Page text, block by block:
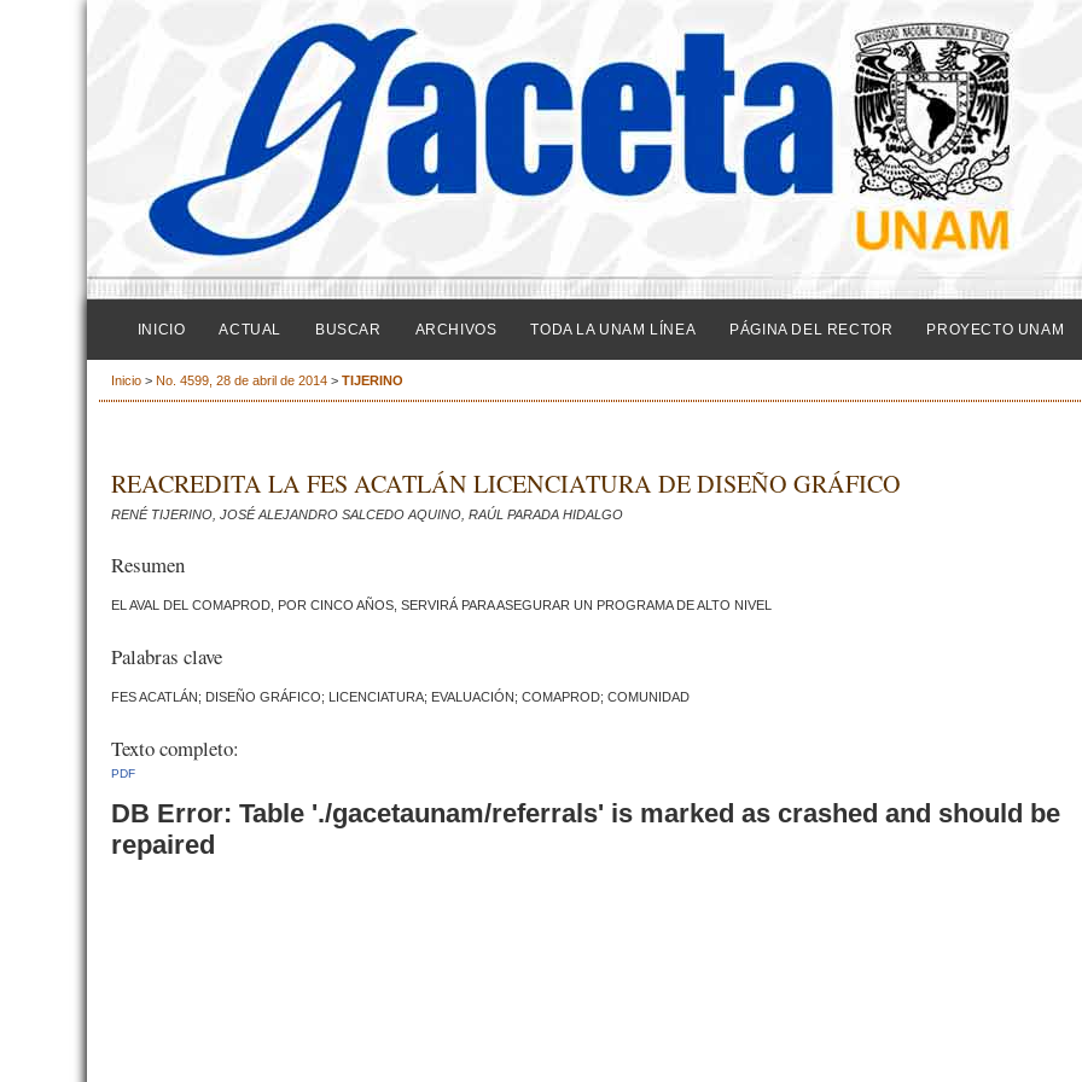
INICIO ACTUAL BUSCAR ARCHIVOS TODA LA UNAM LÍNEA PÁGINA DEL RECTOR PROYECTO UNAM
Inicio > No. 4599, 28 de abril de 2014 > TIJERINO
REACREDITA LA FES ACATLÁN LICENCIATURA DE DISEÑO GRÁFICO
RENÉ TIJERINO, JOSÉ ALEJANDRO SALCEDO AQUINO, RAÚL PARADA HIDALGO
Resumen
EL AVAL DEL COMAPROD, POR CINCO AÑOS, SERVIRÁ PARA ASEGURAR UN PROGRAMA DE ALTO NIVEL
Palabras clave
FES ACATLÁN; DISEÑO GRÁFICO; LICENCIATURA; EVALUACIÓN; COMAPROD; COMUNIDAD
Texto completo:
PDF
DB Error: Table './gacetaunam/referrals' is marked as crashed and should be
repaired